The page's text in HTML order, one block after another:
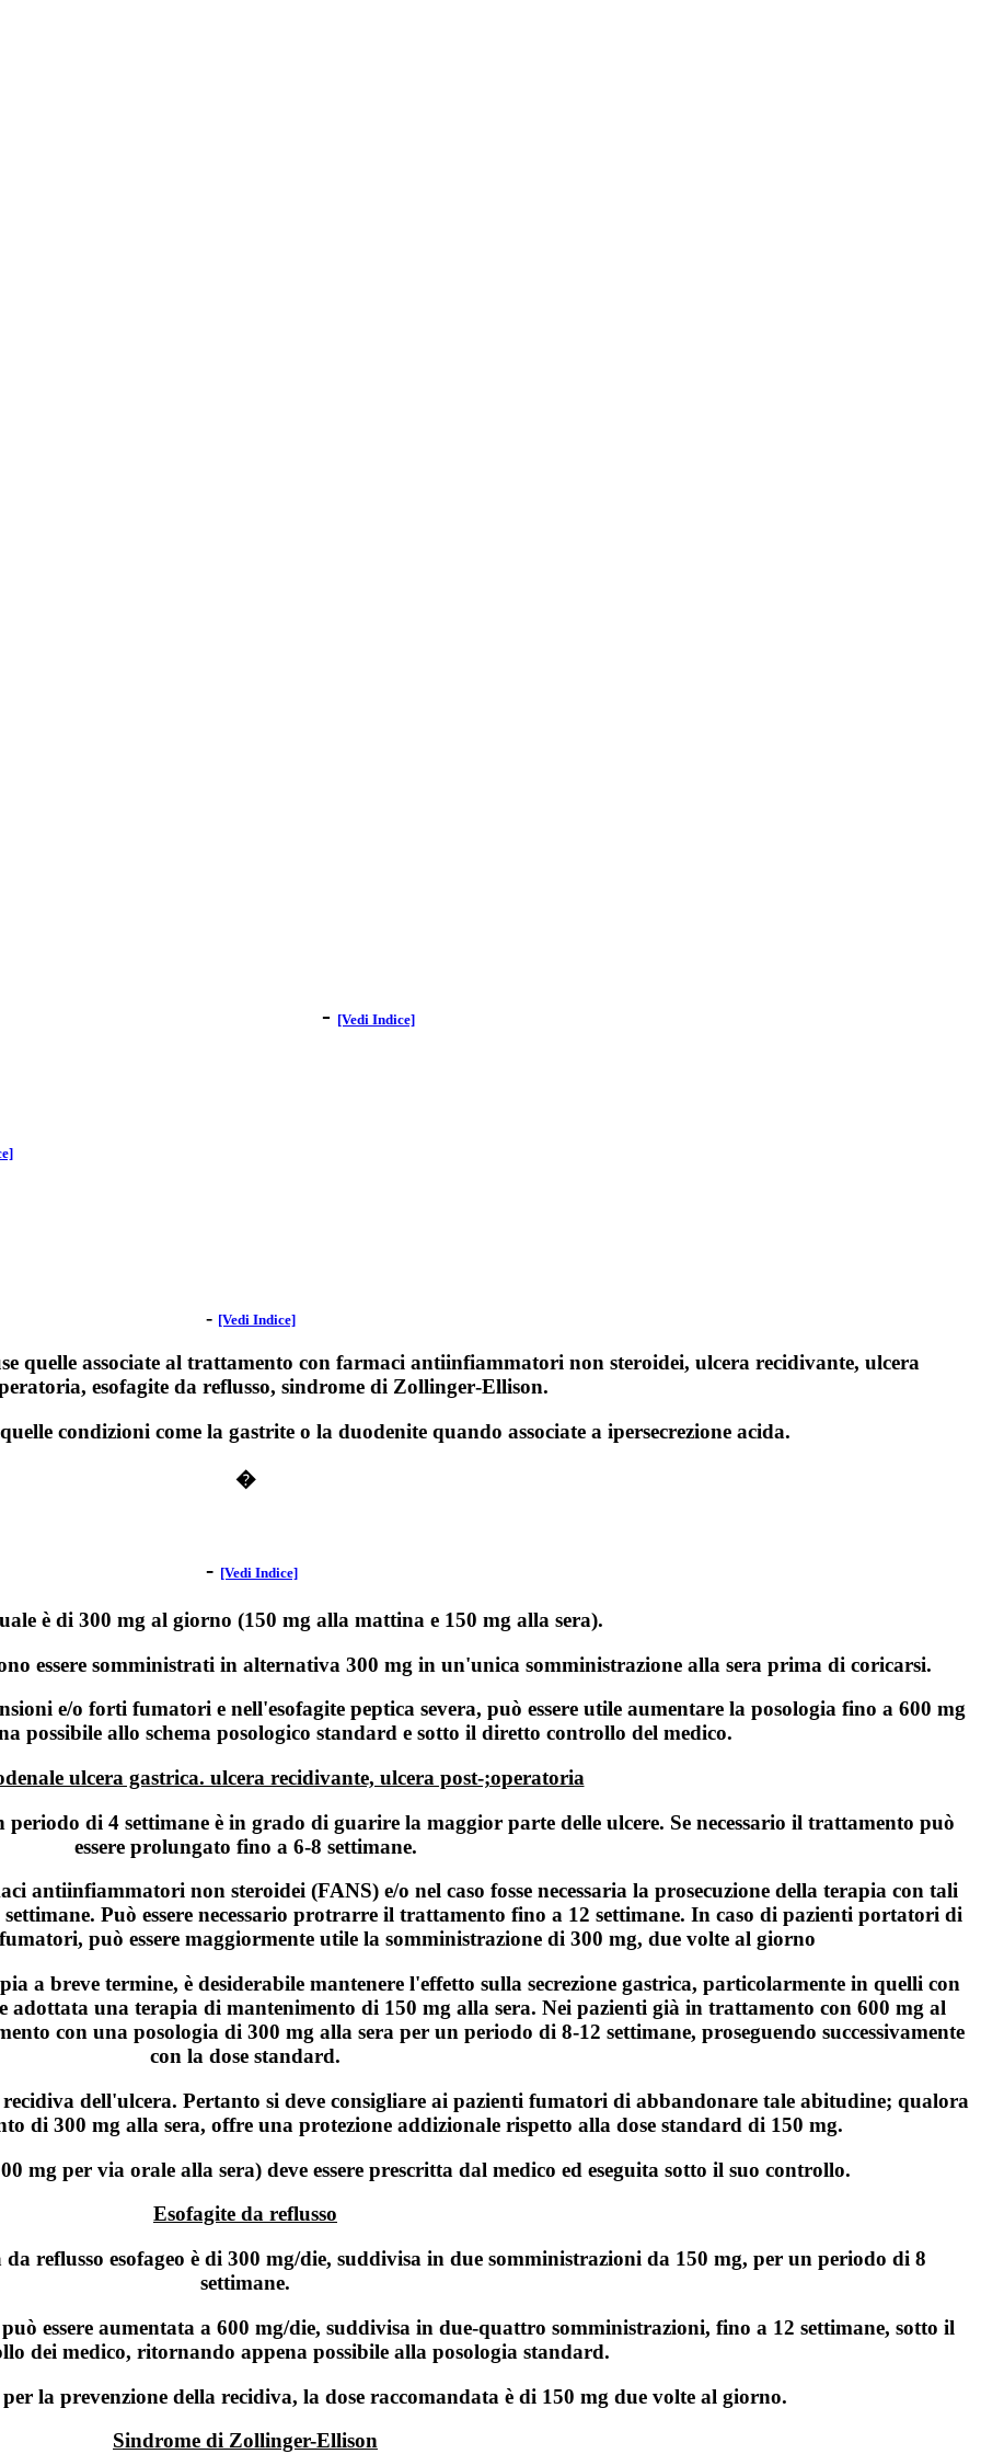
- [Vedi Indice]
- [Vedi Indice]
quelle associate al trattamento con farmaci antiinfiammatori non steroidei, ulcera recidivante, ulcera
esofagite da reflusso, sindrome di Zollinger‑Ellison.
condizioni come la gastrite o la duodenite quando associate a ipersecrezione acida.
�
- [Vedi Indice]
è di 300 mg al giorno (150 mg alla mattina e 150 mg alla sera).
essere somministrati in alternativa 300 mg in un'unica somministrazione alla sera prima di coricarsi.
e/o forti fumatori e nell'esofagite peptica severa, può essere utile aumentare la posologia fino a 600 mg
possibile allo schema posologico standard e sotto il diretto controllo del medico.
ulcera gastrica. ulcera recidivante, ulcera post-;operatoria
di 4 settimane è in grado di guarire la maggior parte delle ulcere. Se necessario il trattamento può
essere prolungato fino a 6-8 settimane.
antiinfiammatori non steroidei (FANS) e/o nel caso fosse necessaria la prosecuzione della terapia con tali
Può essere necessario protrarre il trattamento fino a 12 settimane. In caso di pazienti portatori di
può essere maggiormente utile la somministrazione di 300 mg, due volte al giorno
a breve termine, è desiderabile mantenere l'effetto sulla secrezione gastrica, particolarmente in quelli con
adottata una terapia di mantenimento di 150 mg alla sera. Nei pazienti già in trattamento con 600 mg al
con una posologia di 300 mg alla sera per un periodo di 8‑12 settimane, proseguendo successivamente
con la dose standard.
dell'ulcera. Pertanto si deve consigliare ai pazienti fumatori di abbandonare tale abitudine; qualora
di 300 mg alla sera, offre una protezione addizionale rispetto alla dose standard di 150 mg.
mg per via orale alla sera) deve essere prescritta dal medico ed eseguita sotto il suo controllo.
Esofagite da reflusso
reflusso esofageo è di 300 mg/die, suddivisa in due somministrazioni da 150 mg, per un periodo di 8
settimane.
essere aumentata a 600 mg/die, suddivisa in due‑quattro somministrazioni, fino a 12 settimane, sotto il
dei medico, ritornando appena possibile alla posologia standard.
la prevenzione della recidiva, la dose raccomandata è di 150 mg due volte al giorno.
Sindrome di Zollinger-Ellison